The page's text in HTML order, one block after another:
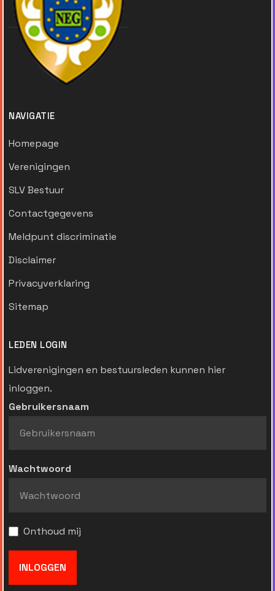
NAVIGATIE
Homepage
Verenigingen
SLV Bestuur
Contactgegevens
Meldpunt discriminatie
Disclaimer
Privacyverklaring
Sitemap
LEDEN LOGIN
Lidverenigingen en bestuursleden kunnen hier
inloggen.
Gebruikersnaam
Wachtwoord
Onthoud mij
INLOGGEN